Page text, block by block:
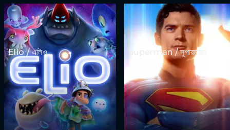
Elio / এলিও Superman / সুপারম্যান